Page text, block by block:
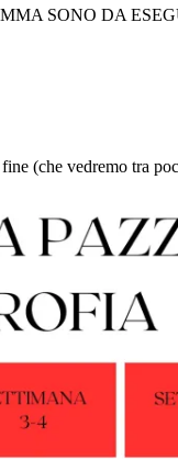
SONO DA
(che vedremo tra